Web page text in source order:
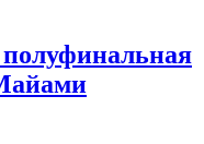
полуфинальная